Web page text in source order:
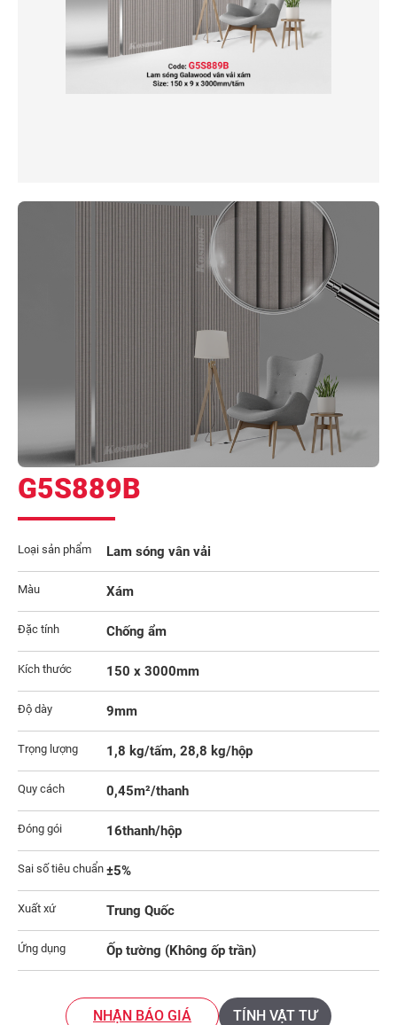
G5S889B
Loại sản phẩm Lam sóng vân vải
Màu Xám
Đặc tính Chống ẩm
Kích thước 150 x 3000mm
Độ dày 9mm
Trọng lượng 1,8 kg/tấm, 28,8 kg/hộp
Quy cách 0,45m²/thanh
Đóng gói 16thanh/hộp
Sai số tiêu chuẩn ±5%
Xuất xứ Trung Quốc
Ứng dụng Ốp tường (Không ốp trần)
NHẬN BÁO GIÁ TÍNH VẬT TƯ